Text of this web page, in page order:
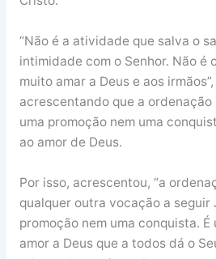
“Não é a atividade que salva o
intimidade com o Senhor. Não é
muito amar a Deus e aos
acrescentando que a ordenação
uma promoção nem uma
ao amor de Deus.
Por isso, acrescentou, “a
qualquer outra vocação a seguir
promoção nem uma conquista. É
amor a Deus que a todos dá o